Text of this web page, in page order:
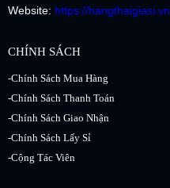
Website: https://hangthaigiasi.vn
CHÍNH SÁCH
-Chính Sách Mua Hàng
-Chính Sách Thanh Toán
-Chính Sách Giao Nhận
-Chính Sách Lấy Sỉ
-Cộng Tác Viên